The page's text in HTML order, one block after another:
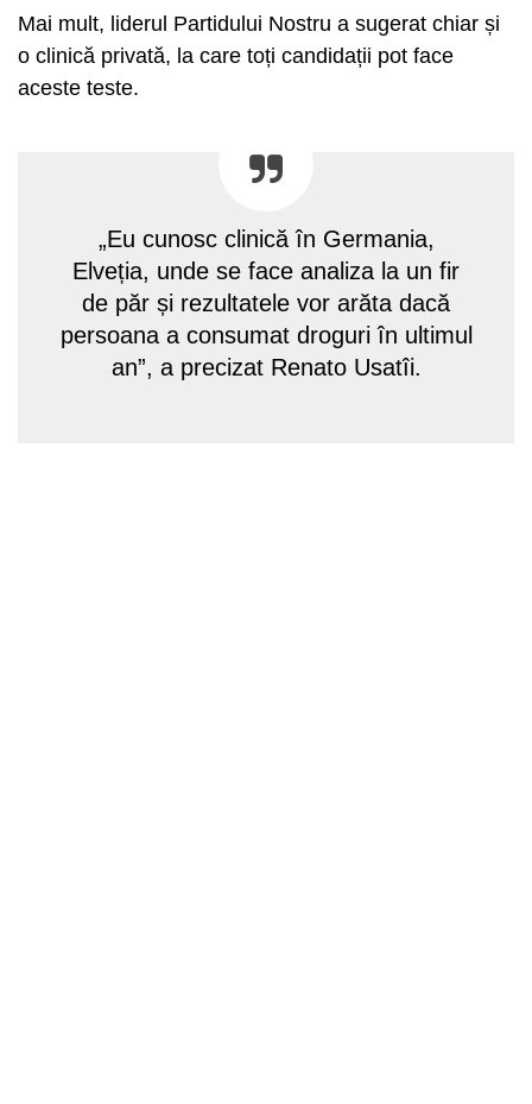
Mai mult, liderul Partidului Nostru a sugerat chiar și
o clinică privată, la care toți candidații pot face
aceste teste.
„Eu cunosc clinică în Germania,
Elveția, unde se face analiza la un fir
de păr și rezultatele vor arăta dacă
persoana a consumat droguri în ultimul
an”, a precizat Renato Usatîi.